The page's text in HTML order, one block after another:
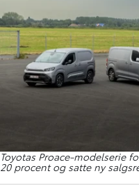
Toyotas Proace-modelserie
20 procent og satte ny